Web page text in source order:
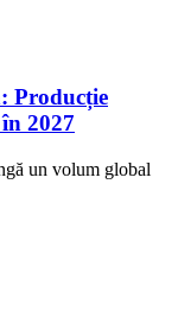
Producție
2027
un volum global